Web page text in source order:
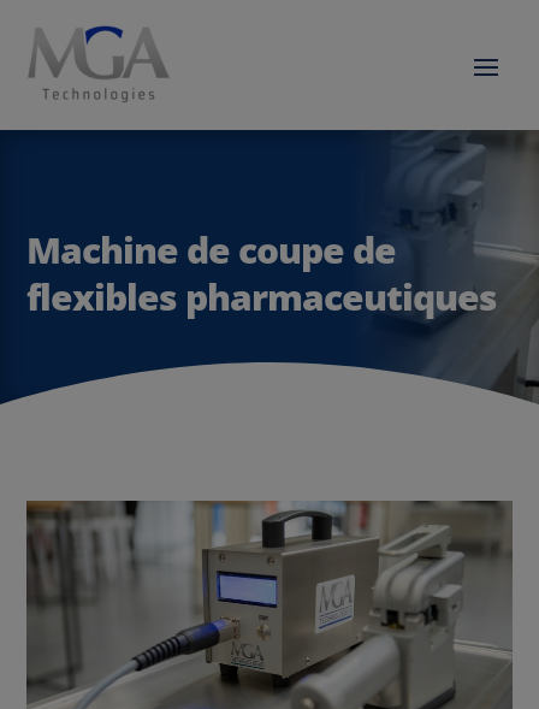
Machine de coupe de
flexibles pharmaceutiques